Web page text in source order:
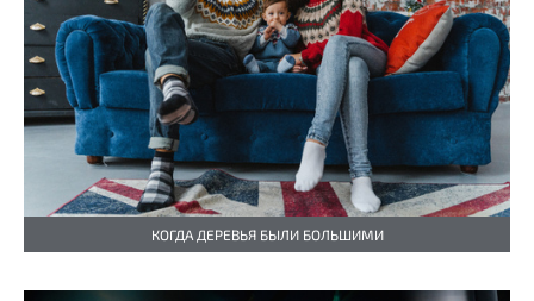
КОГДА ДЕРЕВЬЯ БЫЛИ БОЛЬШИМИ